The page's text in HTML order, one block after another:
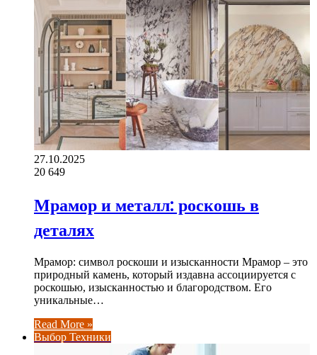
27.10.2025
20 649
Мрамор и металл: роскошь в
деталях
Мрамор: символ роскоши и изысканности Мрамор – это
природный камень, который издавна ассоциируется с
роскошью, изысканностью и благородством. Его
уникальные…
Read More »
Выбор Техники